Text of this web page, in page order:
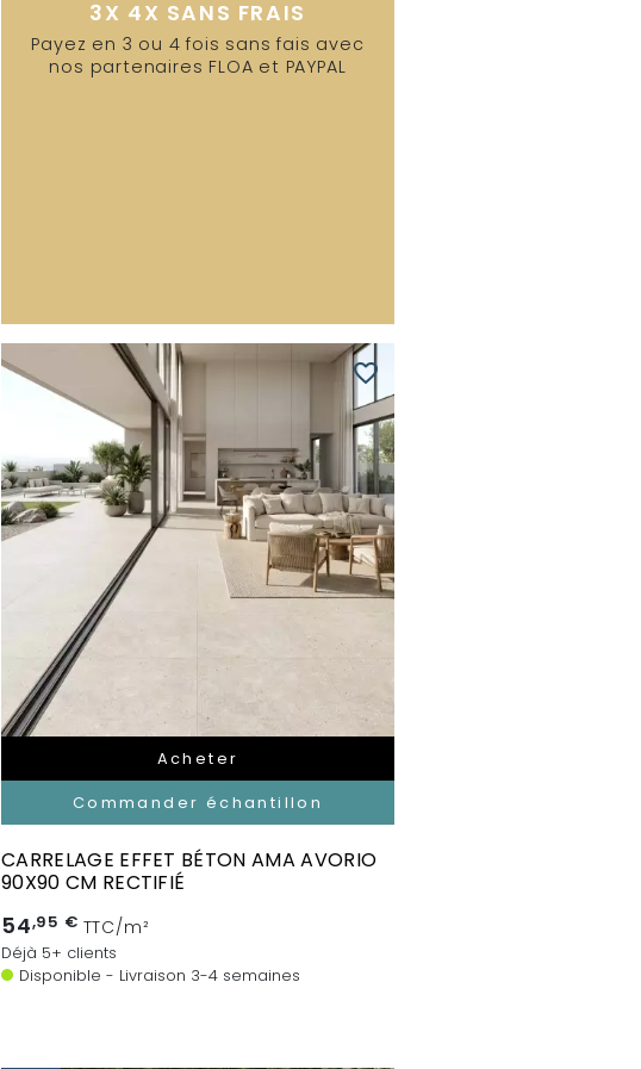
3X 4X SANS FRAIS
Payez en 3 ou 4 fois sans fais avec
nos partenaires FLOA et PAYPAL
Acheter
Commander échantillon
favorite_border
CARRELAGE EFFET BÉTON AMA AVORIO
90X90 CM RECTIFIÉ
54,95 € TTC/m²
Déjà 5+ clients
Disponible - Livraison 3-4 semaines